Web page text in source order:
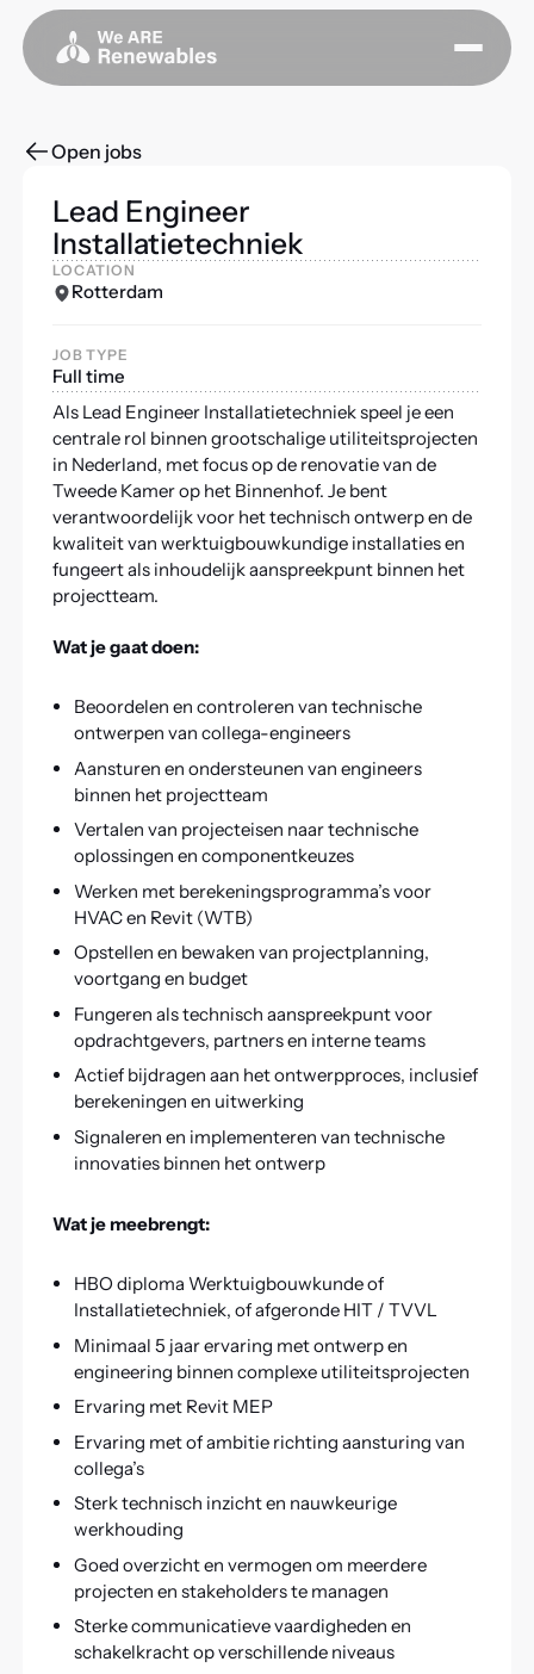
Open jobs
Lead Engineer
Installatietechniek
LOCATION
Rotterdam
JOB TYPE
Full time
Als Lead Engineer Installatietechniek speel je een
centrale rol binnen grootschalige utiliteitsprojecten
in Nederland, met focus op de renovatie van de
Tweede Kamer op het Binnenhof. Je bent
verantwoordelijk voor het technisch ontwerp en de
kwaliteit van werktuigbouwkundige installaties en
fungeert als inhoudelijk aanspreekpunt binnen het
projectteam.
Wat je gaat doen:
Beoordelen en controleren van technische
ontwerpen van collega-engineers
Aansturen en ondersteunen van engineers
binnen het projectteam
Vertalen van projecteisen naar technische
oplossingen en componentkeuzes
Werken met berekeningsprogramma’s voor
HVAC en Revit (WTB)
Opstellen en bewaken van projectplanning,
voortgang en budget
Fungeren als technisch aanspreekpunt voor
opdrachtgevers, partners en interne teams
Actief bijdragen aan het ontwerpproces, inclusief
berekeningen en uitwerking
Signaleren en implementeren van technische
innovaties binnen het ontwerp
Wat je meebrengt:
HBO diploma Werktuigbouwkunde of
Installatietechniek, of afgeronde HIT / TVVL
Minimaal 5 jaar ervaring met ontwerp en
engineering binnen complexe utiliteitsprojecten
Ervaring met Revit MEP
Ervaring met of ambitie richting aansturing van
collega’s
Sterk technisch inzicht en nauwkeurige
werkhouding
Goed overzicht en vermogen om meerdere
projecten en stakeholders te managen
Sterke communicatieve vaardigheden en
schakelkracht op verschillende niveaus